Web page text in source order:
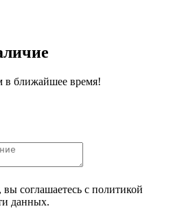
ближайшее время!
вы соглашаетесь с политикой
данных.